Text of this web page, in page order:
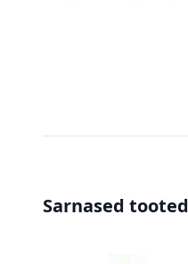
Sarnased tooted